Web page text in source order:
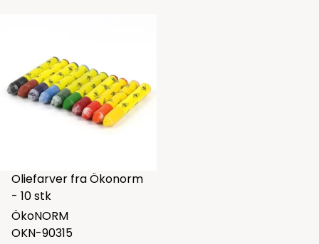
Oliefarver fra Ökonorm
- 10 stk
ÖkoNORM
OKN-90315